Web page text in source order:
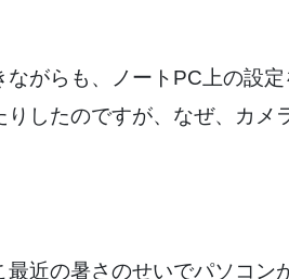
がらも、ノートPC上の設
したのですが、なぜ、カメ
近の暑さのせいでパソコン